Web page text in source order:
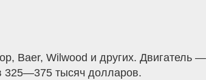
Baer, Wilwood и других. Двигатель
325—375 тысяч долларов.